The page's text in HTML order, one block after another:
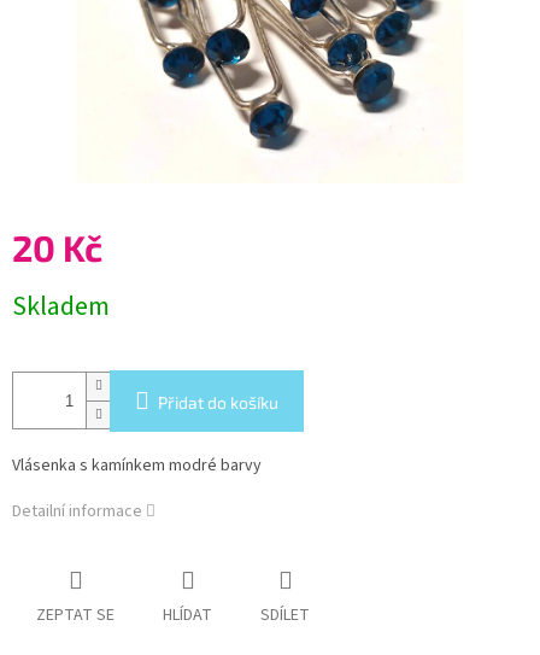
20 Kč
cena:
Skladem
Přidat do košíku
Vlásenka s kamínkem modré barvy
Detailní informace
ZEPTAT SE HLÍDAT SDÍLET